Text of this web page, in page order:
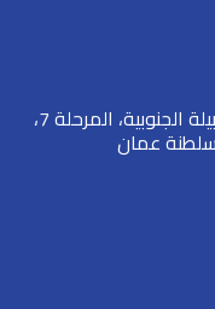
المبنى رقم 1، شارع رقم 9993 المعبيلة الجنوبية، المرحلة 7،